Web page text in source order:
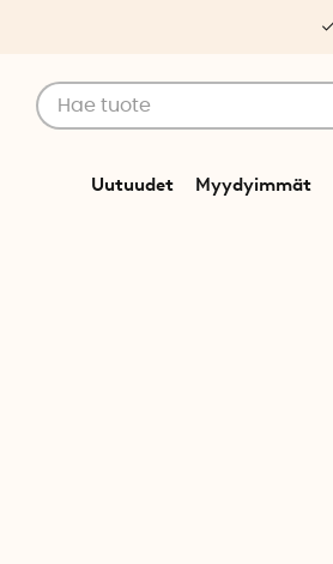
Uutuudet Myydyimmät